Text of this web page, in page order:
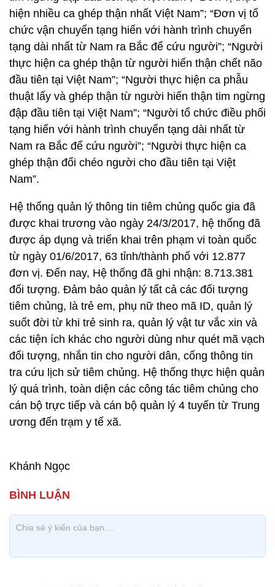
hiện nhiều ca ghép thận nhất Việt Nam”; “Đơn vị tổ
chức vận chuyển tạng hiến với hành trình chuyển
tạng dài nhất từ Nam ra Bắc để cứu người”; “Người
thực hiện ca ghép thận từ người hiến thận chết não
đầu tiên tại Việt Nam”; “Người thực hiện ca phẫu
thuật lấy và ghép thận từ người hiến thận tim ngừng
đập đầu tiên tại Việt Nam”; “Người tổ chức điều phối
tạng hiến với hành trình chuyển tạng dài nhất từ
Nam ra Bắc để cứu người”; “Người thực hiện ca
ghép thận đổi chéo người cho đầu tiên tại Việt
Nam”.
Hệ thống quản lý thông tin tiêm chủng quốc gia đã
được khai trương vào ngày 24/3/2017, hệ thống đã
được áp dụng và triển khai trên phạm vi toàn quốc
từ ngày 01/6/2017, 63 tỉnh/thành phố với 12.877
đơn vị. Đến nay, Hệ thống đã ghi nhận: 8.713.381
đối tượng. Đảm bảo quản lý tất cả các đối tượng
tiêm chủng, là trẻ em, phụ nữ theo mã ID, quản lý
suốt đời từ khi trẻ sinh ra, quản lý vật tư vắc xin và
các tiện ích khác cho người dùng như quét mã vạch
đối tượng, nhắn tin cho người dân, cổng thông tin
tra cứu lịch sử tiêm chủng. Hệ thống thực hiện quản
lý quá trình, toàn diện các công tác tiêm chủng cho
cán bộ trực tiếp và cán bộ quản lý 4 tuyến từ Trung
ương đến trạm y tế xã.
Khánh Ngọc